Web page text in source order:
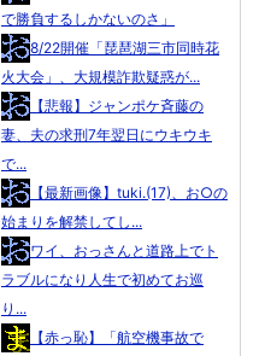
で勝負するしかないのさ」
8/22開催「琵琶湖三市同時花
火大会」、大規模詐欺疑惑が...
【悲報】ジャンポケ斉藤の
妻、夫の求刑7年翌日にウキウキ
で...
【最新画像】tuki.(17)、お○の
始まりを解禁してし...
ワイ、おっさんと道路上でト
ラブルになり人生で初めてお巡
り...
【赤っ恥】「航空機事故で